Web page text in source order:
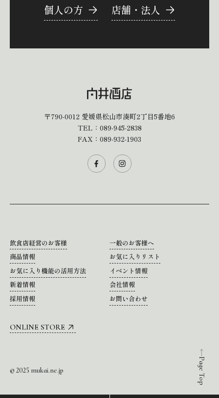
Page Top
個人の方 店舗・法人
〒790-0012 愛媛県松山市湊町2丁目5番地6
TEL： 089-945-2838
FAX：089-932-1903
飲食店経営のお客様
一般のお客様へ
商品情報
お気に入りリスト
お気に入り機能の活用方法
イベント情報
新着情報
会社情報
採用情報
お問い合わせ
ONLINE STORE
© 2025 mukai.ne.jp